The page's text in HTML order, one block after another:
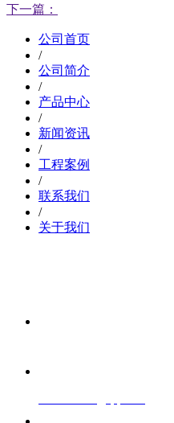
下一篇：
公司首页
/
公司简介
/
产品中心
/
新闻资讯
/
工程案例
/
联系我们
/
关于我们